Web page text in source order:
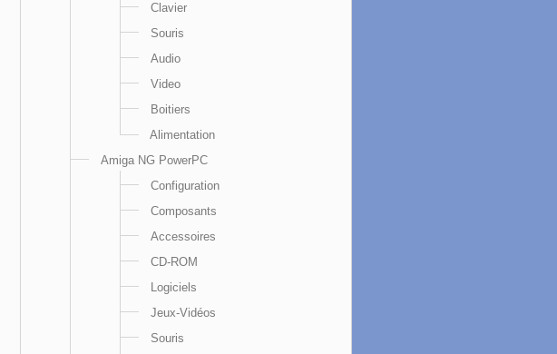
Clavier
Souris
Audio
Video
Boitiers
Alimentation
Amiga NG PowerPC
Configuration
Composants
Accessoires
CD-ROM
Logiciels
Jeux-Vidéos
Souris